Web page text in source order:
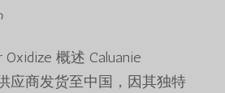
Oxidize 概述 Caluanie
应商发货至中国，因其独特